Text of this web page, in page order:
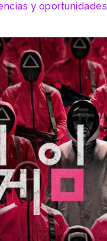
y oportunidades